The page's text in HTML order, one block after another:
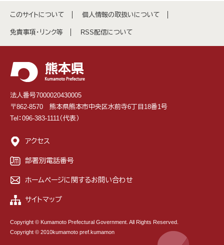
このサイトについて 個人情報の取扱いについて
免責事項・リンク等 RSS配信について
法人番号7000020430005
〒862-8570 熊本県熊本市中央区水前寺6丁目18番1号
Tel：096-383-1111（代表）
アクセス
部署別電話番号
ホームページに関するお問い合わせ
サイトマップ
Copyright © Kumamoto Prefectural Government. All Rights Reserved.
Copyright © 2010kumamoto pref.kumamon